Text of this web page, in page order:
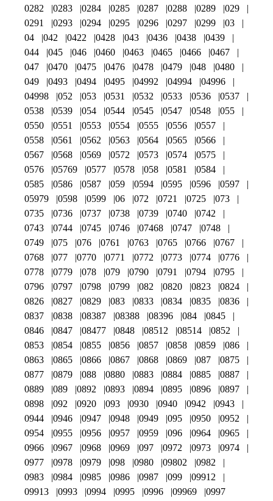
0282 0283 0284 0285 0287 0288 0289
029
0291
0293 0294 0295 0296 0297 0299
03
04
042 0422 0428 043 0436 0438
0439
044
045 046 0460 0463 0465 0466
0467
047
0470 0475 0476 0478 0479 048
0480
049
0493 0494 0495 04992 04994
04996
04998
052 053 0531 0532 0533 0536
0537
0538
0539 054 0544 0545 0547 0548
055
0550
0551 0553 0554 0555 0556
0557
0558
0561 0562 0563 0564 0565
0566
0567
0568 0569 0572 0573 0574
0575
0576
05769 0577 0578 058 0581
0584
0585
0586 0587 059 0594 0595 0596
0597
05979
0598 0599 06 072 0721 0725
073
0735
0736 0737 0738 0739 0740
0742
0743
0744 0745 0746 07468 0747
0748
0749
075 076 0761 0763 0765 0766
0767
0768
077 0770 0771 0772 0773 0774
0776
0778
0779 078 079 0790 0791 0794
0795
0796
0797 0798 0799 082 0820 0823
0824
0826
0827 0829 083 0833 0834 0835
0836
0837
0838 08387 08388 08396 084
0845
0846
0847 08477 0848 08512 08514
0852
0853
0854 0855 0856 0857 0858 0859
086
0863
0865 0866 0867 0868 0869 087
0875
0877
0879 088 0880 0883 0884 0885
0887
0889
089 0892 0893 0894 0895 0896
0897
0898
092 0920 093 0930 0940 0942
0943
0944
0946 0947 0948 0949 095 0950
0952
0954
0955 0956 0957 0959 096 0964
0965
0966
0967 0968 0969 097 0972 0973
0974
0977
0978 0979 098 0980 09802
0982
0983
0984 0985 0986 0987 099
09912
09913
0993 0994 0995 0996 09969 0997